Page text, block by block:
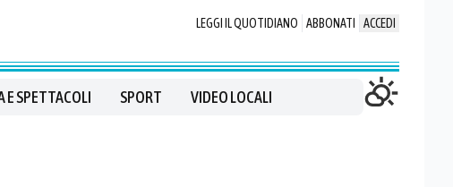
LEGGI IL QUOTIDIANO ABBONATI ACCEDI
E SPETTACOLI SPORT VIDEO LOCALI